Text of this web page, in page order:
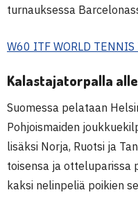
turnauksessa
W60 ITF WORLD TENNIS
Kalastajatorpalla
Suomessa pelataan
Pohjoismaiden
lisäksi Norja, Ruotsi ja
toisensa ja otteluparissa
kaksi nelinpeliä poikien